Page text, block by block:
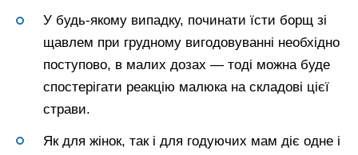
У будь-якому випадку, починати їсти борщ зі
щавлем при грудному вигодовуванні необхідно
поступово, в малих дозах — тоді можна буде
спостерігати реакцію малюка на складові цієї
страви.
Як для жінок, так і для годуючих мам діє одне і